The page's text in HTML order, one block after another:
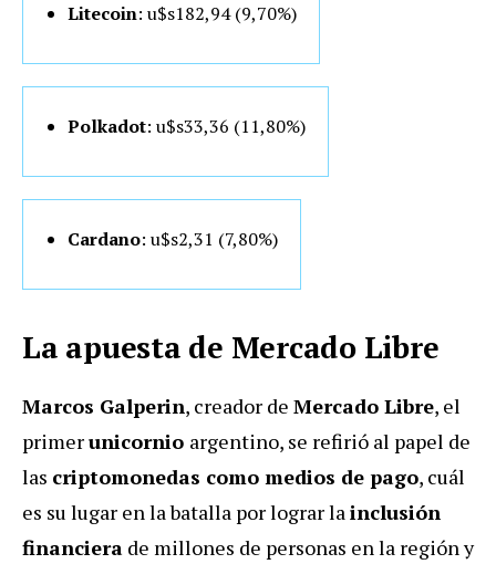
Litecoin: u$s182,94 (9,70%)
Polkadot: u$s33,36 (11,80%)
Cardano: u$s2,31 (7,80%)
La apuesta de Mercado Libre
Marcos Galperin, creador de Mercado Libre, el
primerunicornio argentino, se refirió al papel de
las criptomonedas como medios de pago, cuál
es su lugar en la batalla por lograr lainclusión
financiera de millones de personas en la región y